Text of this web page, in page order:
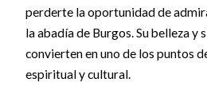
perderte la oportunidad de
la abadía de Burgos. Su belleza
convierten en uno de los puntos
espiritual y cultural.